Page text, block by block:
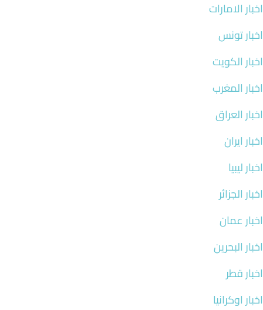
اخبار الامارات
اخبار تونس
اخبار الكويت
اخبار المغرب
اخبار العراق
اخبار ايران
اخبار ليبيا
اخبار الجزائر
اخبار عمان
اخبار البحرين
اخبار قطر
اخبار اوكرانيا